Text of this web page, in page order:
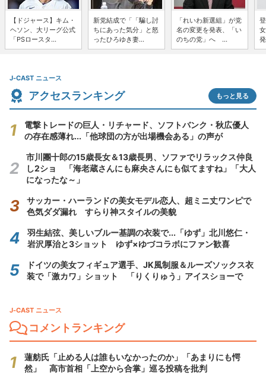
【ドジャース】キム・
ヘソン、大リーグ公式
「PSロースタ...
新党結成で「「騙し討
ちにあった気分」と怒
ったひろゆき妻...
「れいわ新選組」が党
名の変更を発表、「い
のちの党」へ ...
J-CAST ニュース
アクセスランキング もっと見る
電撃トレードの巨人・リチャード、ソフトバンク・秋広優人
の存在感薄れ...「他球団の方が出場機会ある」の声が
市川團十郎の15歳長女＆13歳長男、ソファでリラックス仲良
し2ショ 「海老蔵さんにも麻央さんにも似てますね」「大人
になったな～」
サッカー・ハーランドの美女モデル恋人、超ミニ丈ワンピで
色気ダダ漏れ すらり神スタイルの美貌
羽生結弦、美しいブルー基調の衣装で...「ゆず」北川悠仁・
岩沢厚治と3ショット ゆず×ゆづコラボにファン歓喜
ドイツの美女フィギュア選手、JK風制服＆ルーズソックス衣
装で「激カワ」ショット 「りくりゅう」アイスショーで
J-CAST ニュース
コメントランキング
蓮舫氏「止める人は誰もいなかったのか」「あまりにも愕
然」 高市首相「上空から合掌」巡る投稿を批判